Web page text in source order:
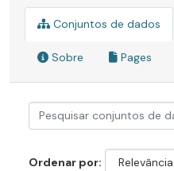
Conjuntos de dados
Sobre Pages
Ordenar por